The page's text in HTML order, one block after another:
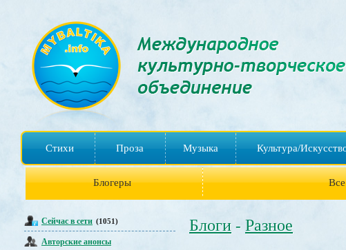
Стихи Проза Музыка Культура/
Блогеры Все
Сейчас в сети (1051)
Авторские анонсы
Блоги - Разное